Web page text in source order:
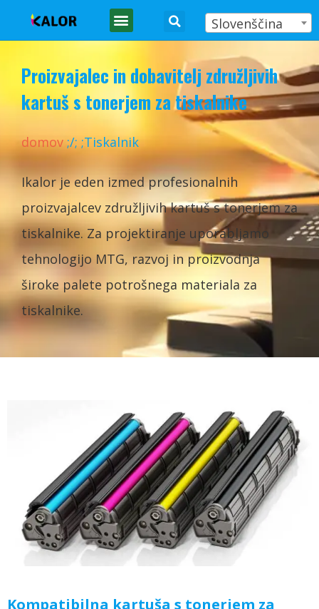
Slovenščina
Proizvajalec in dobavitelj združljivih
kartuš s tonerjem za tiskalnike
domov ;/; ;Tiskalnik
Ikalor je eden izmed profesionalnih
proizvajalcev združljivih kartuš s tonerjem za
tiskalnike. Za projektiranje uporabljamo
tehnologijo MTG, razvoj in proizvodnja
široke palete potrošnega materiala za
tiskalnike.
Kompatibilna kartuša s tonerjem za